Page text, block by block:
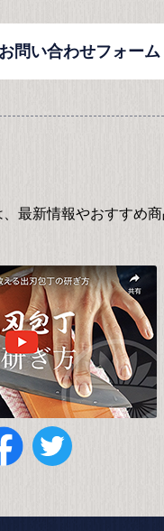
お問い合わせフォーム
最新情報やおすすめ